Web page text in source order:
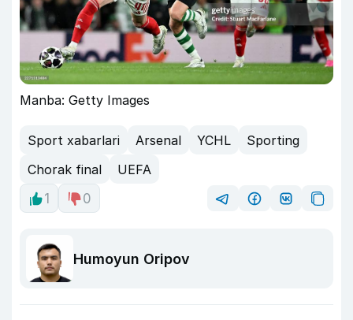
Manba: Getty Images
Sport xabarlari Arsenal YCHL
Sporting
Chorak final
UEFA
1
0
Humoyun Oripov